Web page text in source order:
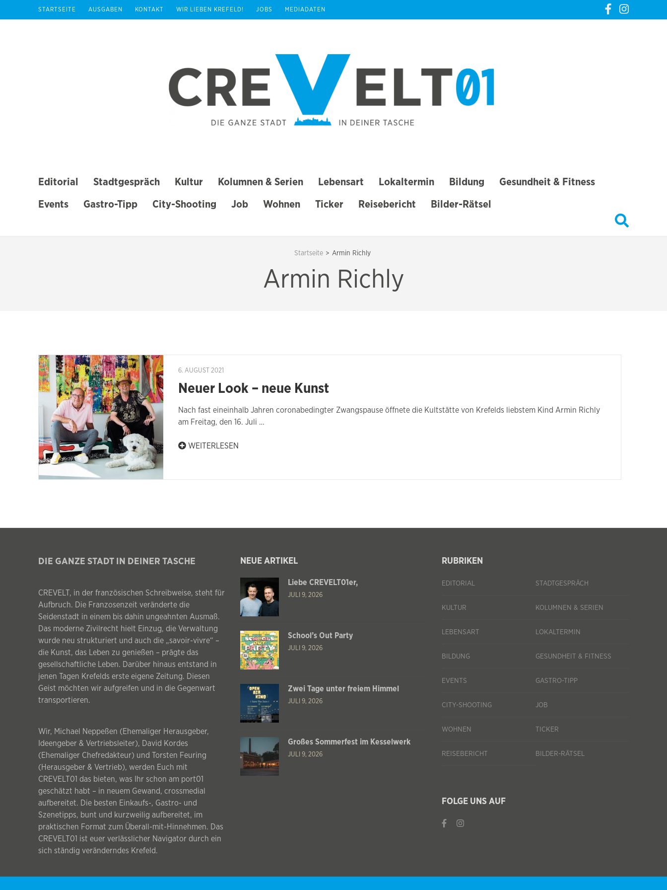
STARTSEITE AUSGABEN KONTAKT WIR LIEBEN KREFELD! JOBS MEDIADATEN
Editorial Stadtgespräch Kultur Kolumnen & Serien Lebensart Lokaltermin Bildung Gesundheit & Fitness
Events Gastro-Tipp City-Shooting Job Wohnen Ticker Reisebericht Bilder-Rätsel
Startseite > Armin Richly
Armin Richly
6. AUGUST 2021
Neuer Look – neue Kunst
Nach fast eineinhalb Jahren coronabedingter Zwangspause öffnete die Kultstätte von Krefelds liebstem Kind Armin Richly
am Freitag, den 16. Juli …
WEITERLESEN
DIE GANZE STADT IN DEINER TASCHE
CREVELT, in der französischen Schreibweise, steht für
Aufbruch. Die Franzosenzeit veränderte die
Seidenstadt in einem bis dahin ungeahnten Ausmaß.
Das moderne Zivilrecht hielt Einzug, die Verwaltung
wurde neu strukturiert und auch die „savoir-vivre“ –
die Kunst, das Leben zu genießen – prägte das
gesellschaftliche Leben. Darüber hinaus entstand in
jenen Tagen Krefelds erste eigene Zeitung. Diesen
Geist möchten wir aufgreifen und in die Gegenwart
transportieren.
Wir, Michael Neppeßen (Ehemaliger Herausgeber,
Ideengeber & Vertriebsleiter), David Kordes
(Ehemaliger Chefredakteur) und Torsten Feuring
(Herausgeber & Vertrieb), werden Euch mit
CREVELT01 das bieten, was Ihr schon am port01
geschätzt habt – in neuem Gewand, crossmedial
aufbereitet. Die besten Einkaufs-, Gastro- und
Szenetipps, bunt und kurzweilig aufbereitet, im
praktischen Format zum Überall-mit-Hinnehmen. Das
CREVELT01 ist euer verlässlicher Navigator durch ein
sich ständig veränderndes Krefeld.
NEUE ARTIKEL
Liebe CREVELT01er,
JULI 9, 2026
School’s Out Party
JULI 9, 2026
Zwei Tage unter freiem Himmel
JULI 9, 2026
Großes Sommerfest im Kesselwerk
JULI 9, 2026
RUBRIKEN
EDITORIAL STADTGESPRÄCH
KULTUR KOLUMNEN & SERIEN
LEBENSART LOKALTERMIN
BILDUNG GESUNDHEIT & FITNESS
EVENTS GASTRO-TIPP
CITY-SHOOTING JOB
WOHNEN TICKER
REISEBERICHT BILDER-RÄTSEL
FOLGE UNS AUF